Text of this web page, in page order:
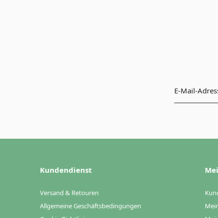
Kundendienst
Versand & Retouren
Allgemeine Geschäftsbedingungen